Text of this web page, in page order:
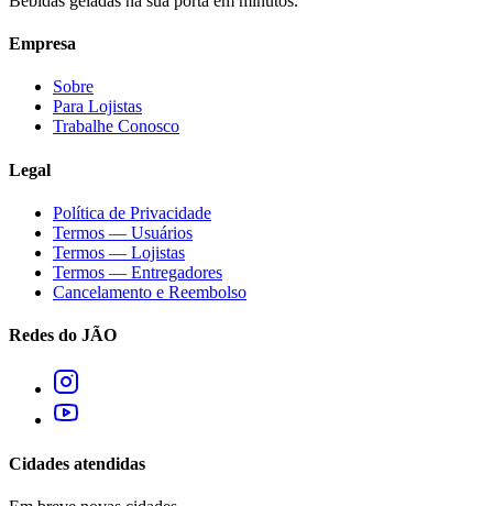
Empresa
Sobre
Para Lojistas
Trabalhe Conosco
Legal
Política de Privacidade
Termos — Usuários
Termos — Lojistas
Termos — Entregadores
Cancelamento e Reembolso
Redes do JÃO
Cidades atendidas